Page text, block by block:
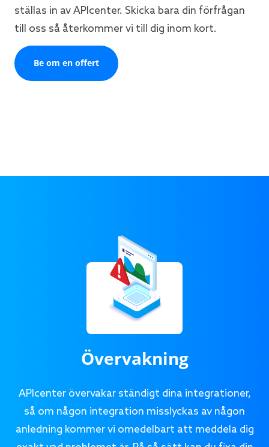
ställas in av APIcenter. Skicka bara din förfrågan
till oss så återkommer vi till dig inom kort.
Be om en offert
Övervakning
APIcenter övervakar ständigt dina integrationer,
så om någon integration misslyckas av någon
anledning kommer vi omedelbart att meddela dig